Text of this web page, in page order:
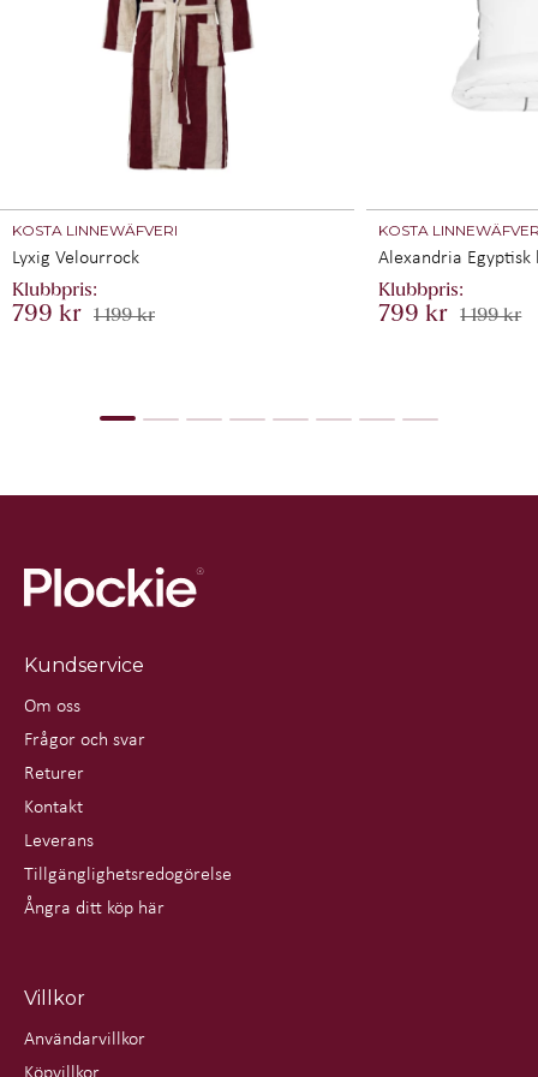
Lyxig Velourrock
KOSTA LINNEWÄFVERI
799 kr 1 199 kr
Alexandria
KOSTA
799 kr 1 199 kr
Kundservice
Om oss
Frågor och svar
Returer
Kontakt
Leverans
Tillgänglighetsredogörelse
Ångra ditt köp här
Villkor
Användarvillkor
Köpvillkor